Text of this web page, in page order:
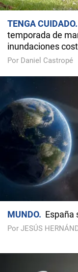
TENGA CUIDADO
temporada de
inundaciones
Por Daniel Castropé
MUNDO España
Por JESÚS